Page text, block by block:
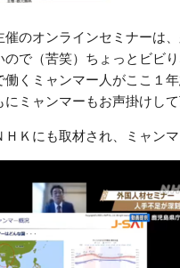
催のオンラインセミナーは
で（苦笑）ちょっとビビ
働くミャンマー人がここ１
にミャンマーもお声掛けして
ＨＫにも取材され、ミャン